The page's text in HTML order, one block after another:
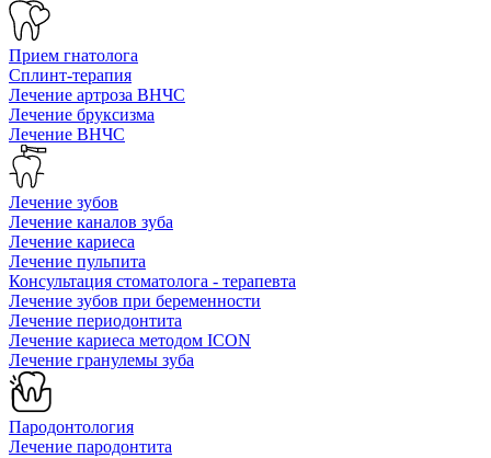
Прием гнатолога
Сплинт-терапия
Лечение артроза ВНЧС
Лечение бруксизма
Лечение ВНЧС
Лечение зубов
Лечение каналов зуба
Лечение кариеса
Лечение пульпита
Консультация стоматолога - терапевта
Лечение зубов при беременности
Лечение периодонтита
Лечение кариеса методом ICON
Лечение гранулемы зуба
Пародонтология
Лечение пародонтита